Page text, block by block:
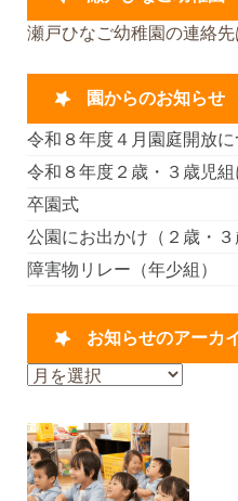
瀬戸ひなご幼稚園の連絡
園からのお知らせ
令和８年度４月園庭開放に
令和８年度２歳・３歳児
卒園式
公園にお出かけ（２歳・３
障害物リレー（年少組）
お知らせのアーカ
お
ら
せ
の